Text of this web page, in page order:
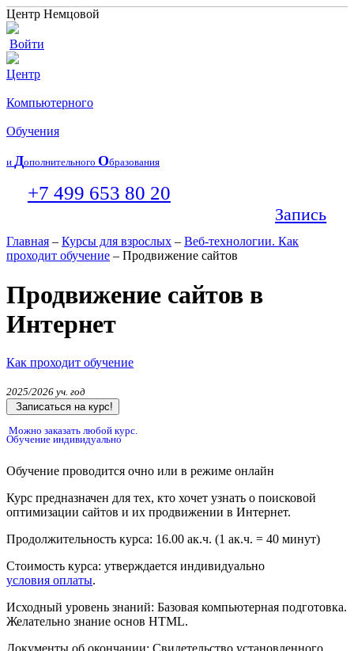
Центр Немцовой
Войти
Центр
Компьютерного
Обучения
и Дополнительного Образования
+7 499 653 80 20
Запись
Главная – Курсы для взрослых – Веб-технологии. Как
проходит обучение – Продвижение сайтов
Продвижение сайтов в
Интернет
Как проходит обучение
2025/2026 уч. год
Записаться на курс!
Можно заказать любой курс.
Обучение индивидуально
Обучение проводится очно или в режиме онлайн
Курс предназначен для тех, кто хочет узнать о поисковой
оптимизации сайтов и их продвижении в Интернет.
Продолжительность курса: 16.00 ак.ч. (1 ак.ч. = 40 минут)
Стоимость курса: утверждается индивидуально
условия оплаты.
Исходный уровень знаний: Базовая компьютерная подготовка.
Желательно знание основ HTML.